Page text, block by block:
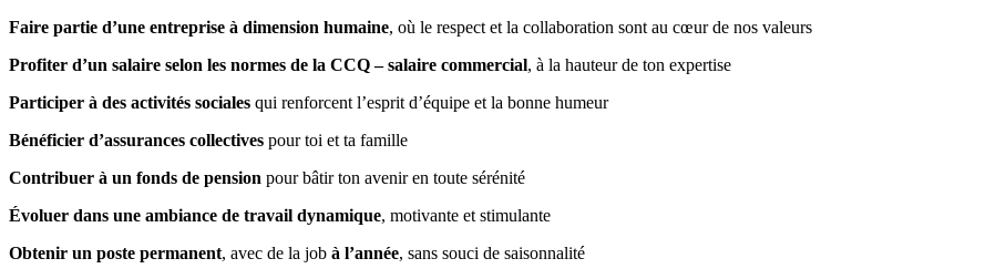
Faire partie d’une entreprise à dimension humaine, où le respect et la collaboration sont au cœur de nos valeurs
Profiter d’un salaire selon les normes de la CCQ – salaire commercial, à la hauteur de ton expertise
Participer à des activités sociales qui renforcent l’esprit d’équipe et la bonne humeur
Bénéficier d’assurances collectives pour toi et ta famille
Contribuer à un fonds de pension pour bâtir ton avenir en toute sérénité
Évoluer dans une ambiance de travail dynamique, motivante et stimulante
Obtenir un poste permanent, avec de la job à l’année, sans souci de saisonnalité